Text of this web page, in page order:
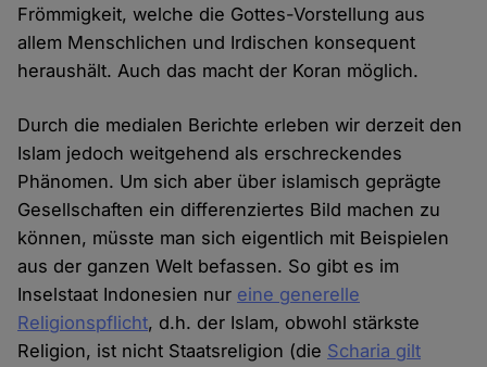
Frömmigkeit, welche die Gottes-Vorstellung aus
allem Menschlichen und Irdischen konsequent
heraushält. Auch das macht der Koran möglich.
Durch die medialen Berichte erleben wir derzeit den
Islam jedoch weitgehend als erschreckendes
Phänomen. Um sich aber über islamisch geprägte
Gesellschaften ein differenziertes Bild machen zu
können, müsste man sich eigentlich mit Beispielen
aus der ganzen Welt befassen. So gibt es im
Inselstaat Indonesien nur eine generelle
Religionspflicht, d.h. der Islam, obwohl stärkste
Religion, ist nicht Staatsreligion (die Scharia gilt